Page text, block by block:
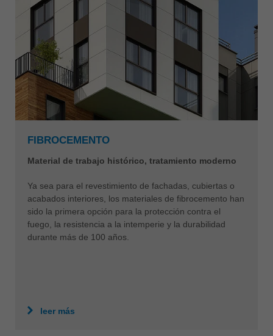
FIBROCEMENTO
Material de trabajo histórico, tratamiento moderno
Ya sea para el revestimiento de fachadas, cubiertas o
acabados interiores, los materiales de fibrocemento han
sido la primera opción para la protección contra el
fuego, la resistencia a la intemperie y la durabilidad
durante más de 100 años.
leer más